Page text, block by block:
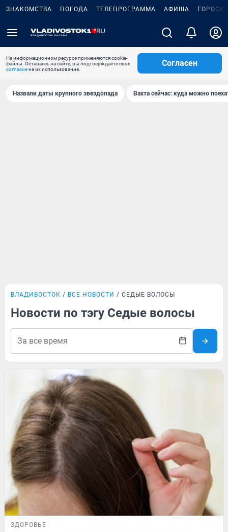
ЗНАКОМСТВА ПОГОДА ТЕЛЕПРОГРАММА АФИША
На информационном ресурсе применяются cookie-
файлы. Оставаясь на сайте, вы подтверждаете свое
согласиена их использование.
Согласен
Назвали даты крупного звездопада Вахта сейчас: куда можно
ВЛАДИВОСТОК ВСЕ НОВОСТИ СЕДЫЕ ВОЛОСЫ
Новости по тэгу Седые волосы
ЗДОРОВЬЕ